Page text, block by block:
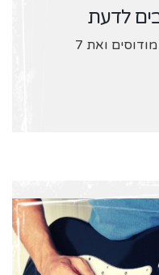
בקורס הזה נלמד לעומק מה זה מודוסים ואת 7